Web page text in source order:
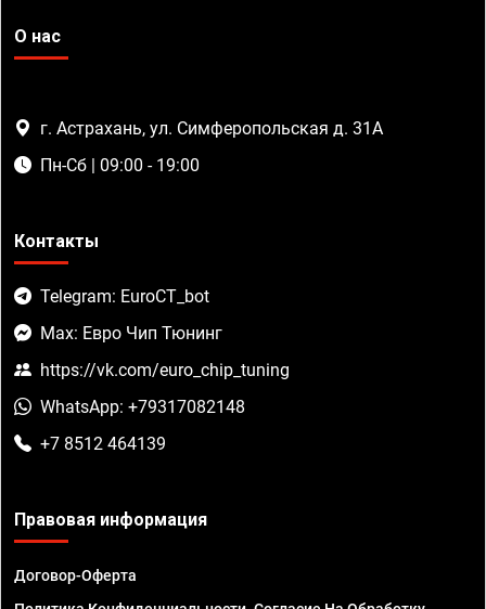
О нас
г. Астрахань, ул. Симферопольская д. 31А
Пн-Сб | 09:00 - 19:00
Контакты
Telegram: EuroCT_bot
Max: Евро Чип Тюнинг
https://vk.com/euro_chip_tuning
WhatsApp: +79317082148
+7 8512 464139
Правовая информация
Договор-Оферта